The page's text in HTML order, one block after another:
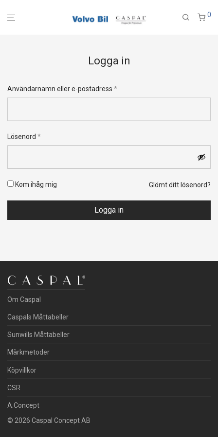
0
Logga in
Användarnamn eller e-postadress *Obligatoriskt
Lösenord *Obligatoriskt
Kom ihåg mig Glömt ditt lösenord?
Logga in
Om Caspal
Caspals Måttabeller
Sunwills Måttabeller
Märkmetoder
Köpvillkor
CSR
A.Concept
© 2026 Caspal Concept AB